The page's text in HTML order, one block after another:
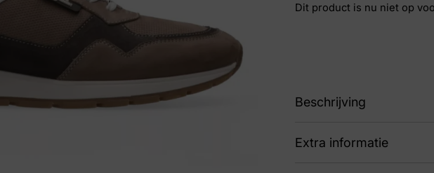
Dit product is nu niet op
Beschrijving
87 15.1632.02-K10
Extra informatie